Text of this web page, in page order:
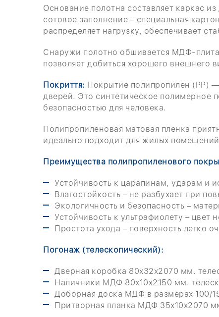
Основание полотна составляет каркас
сотовое заполнение – специальная
распределяет нагрузку, обеспечивает
Снаружи полотно обшивается МДФ-
позволяет добиться хорошего внешнего
Покриття: Покрытие полипропилен (PP)
дверей. Это синтетическое полимерное
безопасностью для человека.
Полипропиленовая матовая пленка
идеально подходит для жилых
Преимущества полипропиленового
Устойчивость к царапинам, ударам и
Влагостойкость – не разбухает при
Экологичность и безопасность –
Устойчивость к ультрафиолету –
Простота ухода – поверхность легко
Погонаж (телескопический):
Дверная коробка 80х32х2070 мм.
Наличники МДФ 80х10х2150 мм.
Доборная доска МДФ в размерах 100/
Притворная планка МДФ 35х10х2070